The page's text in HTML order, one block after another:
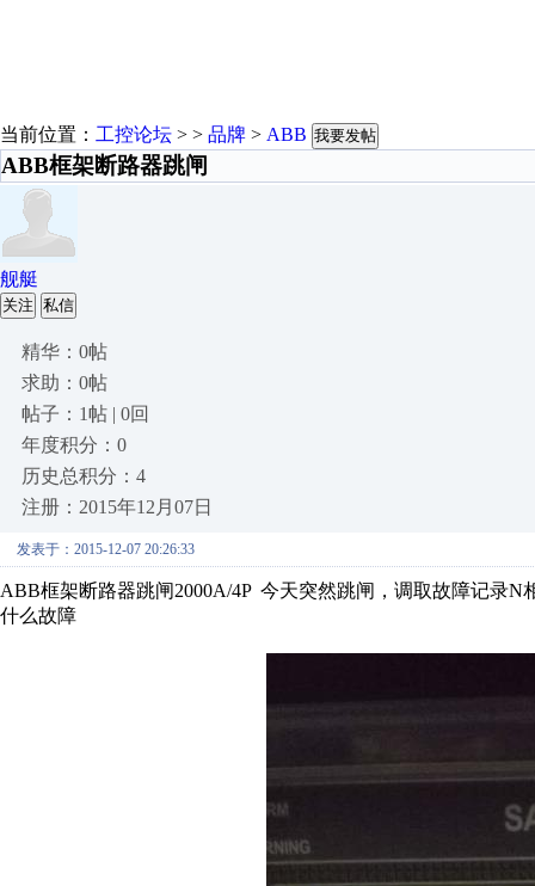
当前位置： 工控论坛 > > 品牌 > ABB 我要发帖
ABB框架断路器跳闸
舰艇
关注 私信
精华：0帖
求助：0帖
帖子：1帖 | 0回
年度积分：0
历史总积分：4
注册：2015年12月07日
发表于：2015-12-07 20:26:33
ABB框架断路器跳闸2000A/4P 今天突然跳闸，调取故障记录
什么故障